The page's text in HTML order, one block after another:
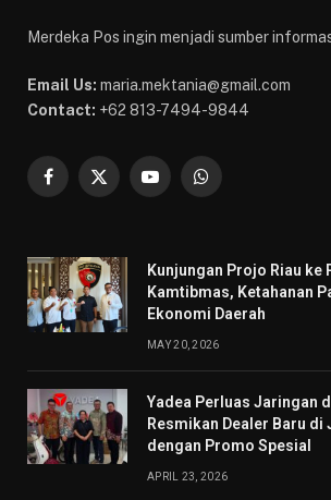
Merdeka Pos ingin menjadi sumber
Email Us: maria.mektania@gmail.com
Contact: +62 813-7494-9844
Facebook
X
YouTubeWhatsApp
Kunjungan Projo Riau ke
Kamtibmas, Ketahanan
Ekonomi Daerah
MAY 20, 2026
Yadea Perluas Jaringan
Resmikan Dealer Baru di
dengan Promo Spesial
APRIL 23, 2026